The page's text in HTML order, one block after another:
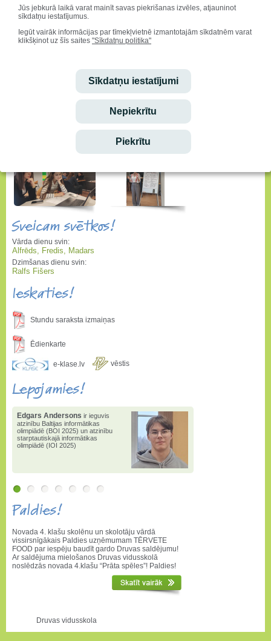
Jūs jebkurā laikā varat mainīt savas piekrišanas izvēles, atjauninot
sīkdatņu iestatījumus.
Iegūt vairāk informācijas par tīmekļvietnē izmantotajām sīkdatnēm varat
klikšķinot uz šīs saites "Sīkdatņu politika"
Sīkdatņu iestatījumi
Nepiekrītu
Piekrītu
Jauniešu programmas pieteikumu konkursā.
Sveicam svētkos!
Vārda dienu svin:
Alfrēds, Fredis, Madars
Dzimšanas dienu svin:
Ralfs Fišers
Ieskaties!
Stundu saraksta izmaiņas
Ēdienkarte
e-klase.lv vēstis
Lepojamies!
Edgars Andersons ir ieguvis
atzinību Baltijas informātikas
olimpiādē (BOI 2025) un atzinību
starptautiskajā informātikas
olimpiādē (IOI 2025)
Edgars Andersons 2025. gadā
ieguvis 1.pakāpi valsts
informātikas olimpiādē,1.vietu
valstī konkursā "Bebr[a]s" un
3.pakāpi matemātikas atklātajā
Paldies!
Novada 4. klašu skolēnu un skolotāju vārdā
vissirsnīgākais Paldies uzņēmumam TĒRVETE
FOOD par iespēju baudīt gardo Druvas saldējumu!
Ar saldējuma mielošanos Druvas vidusskolā
noslēdzās novada 4.klašu “Prāta spēles”! Paldies!
Druvas vidusskola